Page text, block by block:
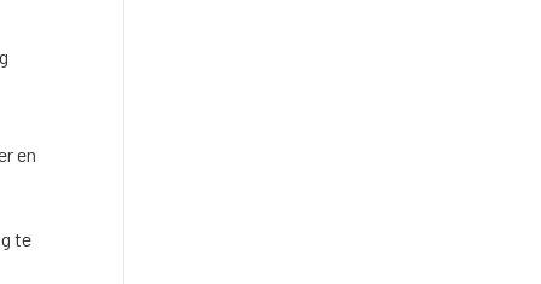
en
te